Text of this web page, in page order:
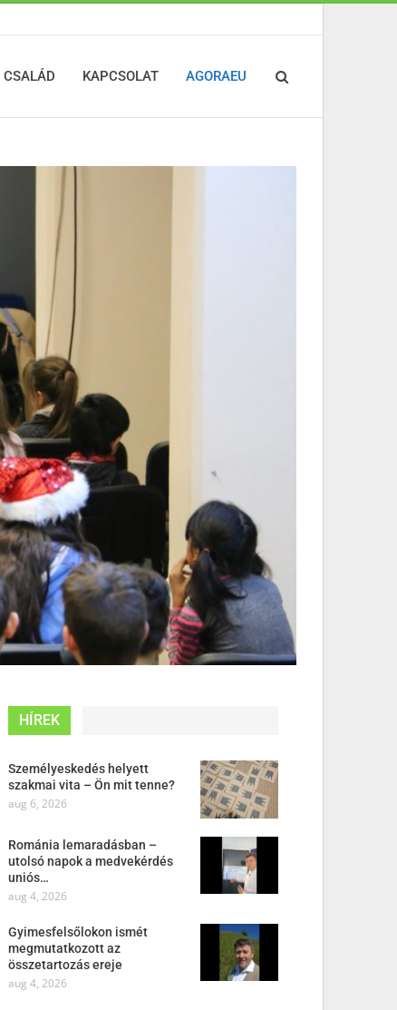
CSALÁD KAPCSOLAT AGORAEU
HÍREK
Személyeskedés helyett
szakmai vita – Ön mit tenne?
aug 6, 2026
Románia lemaradásban –
utolsó napok a medvekérdés
uniós…
aug 4, 2026
Gyimesfelsőlokon ismét
megmutatkozott az
összetartozás ereje
aug 4, 2026